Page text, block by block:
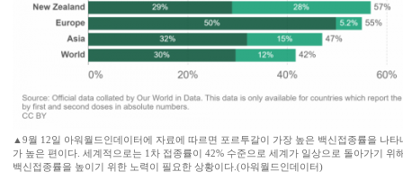
▲9월 12일 아워월드인데이터에 자료에 따르면 포르투갈이 가장 높은 백신접종률을 나
가 높은 편이다. 세계적으로는 1차 접종률이 42% 수준으로 세계가 일상으로 돌아가기 위
백신접종률을 높이기 위한 노력이 필요한 상황이다.(아워월드인데이터)